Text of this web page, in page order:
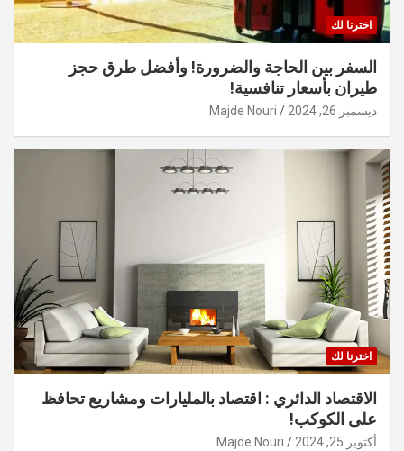
اخترنا لك
السفر بين الحاجة والضرورة! وأفضل طرق حجز
طيران بأسعار تنافسية!
ديسمبر 26, 2024 Majde Nouri
اخترنا لك
الاقتصاد الدائري : اقتصاد بالمليارات ومشاريع تحافظ
على الكوكب!
أكتوبر 25, 2024 Majde Nouri